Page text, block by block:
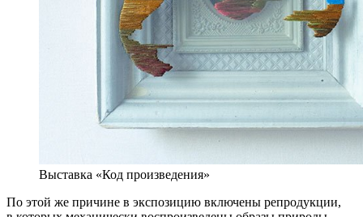
Выставка «Код произведения»
По этой же причине в экспозицию включены репродукции,